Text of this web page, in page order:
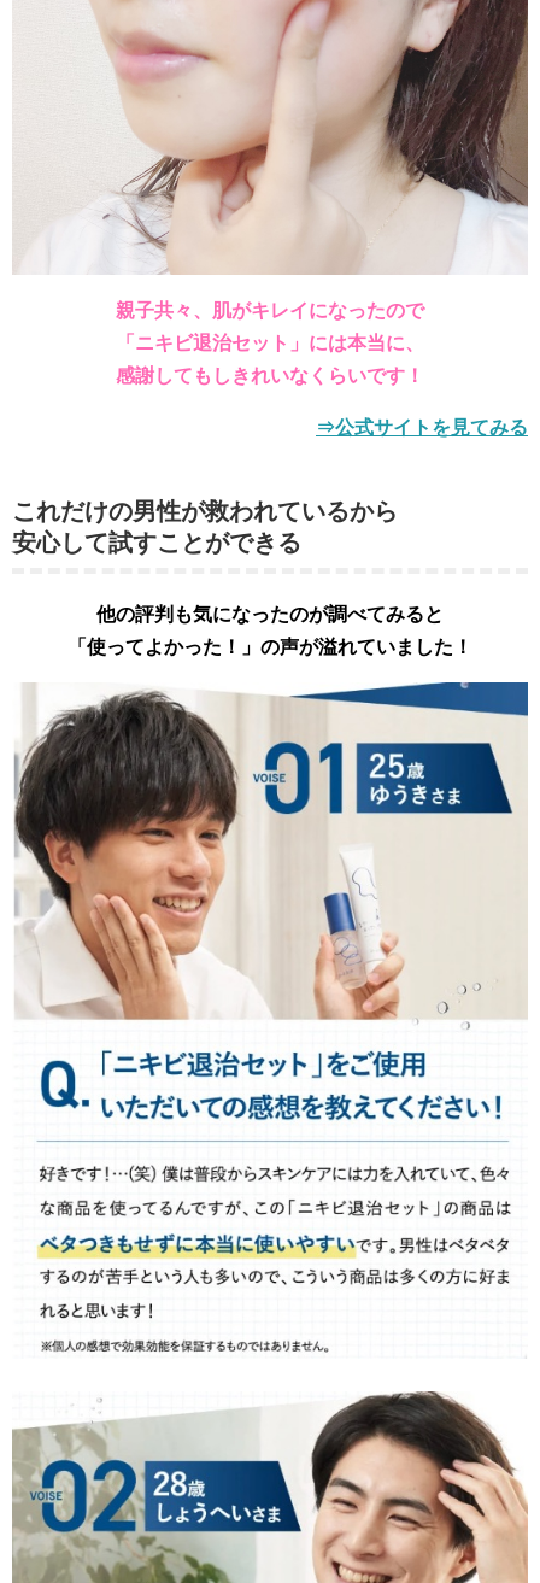
親子共々、肌がキレイになったので
「ニキビ退治セット」には本当に、
感謝してもしきれいなくらいです！
⇒公式サイトを見てみる
これだけの男性が救われているから
安心して試すことができる
他の評判も気になったのが調べてみると
「使ってよかった！」の声が溢れていました！